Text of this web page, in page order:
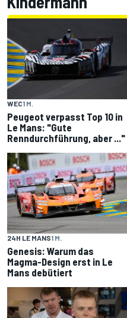
WEC1 M.
Peugeot verpasst Top 10 in
Le Mans: "Gute
Renndurchführung, aber ..."
24H LE MANS1 M.
Genesis: Warum das
Magma-Design erst in Le
Mans debütiert